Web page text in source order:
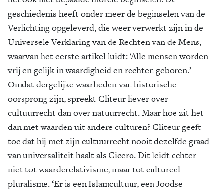
geschiedenis heeft onder meer de beginselen van de
Verlichting opgeleverd, die weer verwerkt zijn in de
Universele Verklaring van de Rechten van de Mens,
waarvan het eerste artikel luidt: ‘Alle mensen worden
vrij en gelijk in waardigheid en rechten geboren.’
Omdat dergelijke waarheden van historische
oorsprong zijn, spreekt Cliteur liever over
cultuurrecht dan over natuurrecht. Maar hoe zit het
dan met waarden uit andere culturen? Cliteur geeft
toe dat hij met zijn cultuurrecht nooit dezelfde graad
van universaliteit haalt als Cicero. Dit leidt echter
niet tot waarderelativisme, maar tot cultureel
pluralisme. ‘Er is een Islamcultuur, een Joodse